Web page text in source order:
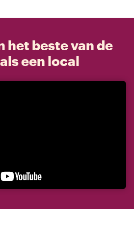
het beste van de
een local